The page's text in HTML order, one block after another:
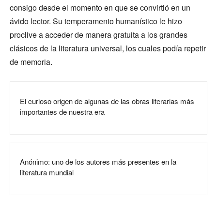
consigo desde el momento en que se convirtió en un
ávido lector. Su temperamento humanístico le hizo
proclive a acceder de manera gratuita a los grandes
clásicos de la literatura universal, los cuales podía repetir
de memoria.
El curioso origen de algunas de las obras literarias más
importantes de nuestra era
Anónimo: uno de los autores más presentes en la
literatura mundial